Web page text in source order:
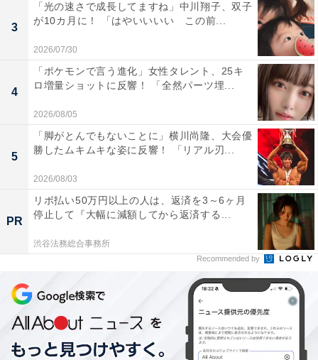
3
「光の速さで成長してますね」中川翔子、双子
が10カ月に！ 「はやいいいい この前...
2026/07/30
4
「ポケモンで言う進化」女性タレント、25キ
ロ増量ショットに反響！ 「全然パーツ埋...
2026/08/05
5
「脚がとんでもないことに」横川尚隆、大会優
勝したムキムキな姿に反響！ 「リアル刃...
2026/08/03
PR
リボ払い50万円以上の人は、返済を3～6ヶ月
停止して『大幅に減額してから返済する...
渋谷法務総合事務所
Recommended by